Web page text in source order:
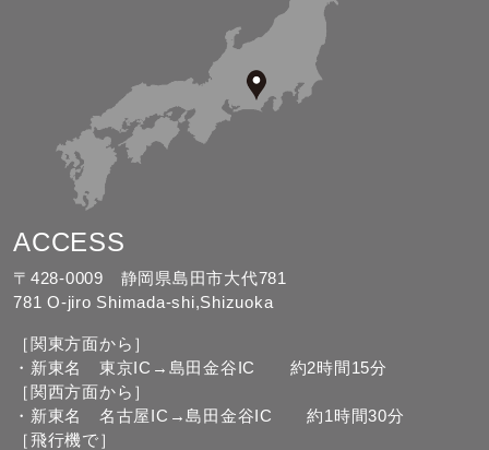
ACCESS
〒428-0009 静岡県島田市大代781
781 O-jiro Shimada-shi,Shizuoka
［関東方面から］
・新東名 東京IC→島田金谷IC 約2時間15分
［関西方面から］
・新東名 名古屋IC→島田金谷IC 約1時間30分
［飛行機で］